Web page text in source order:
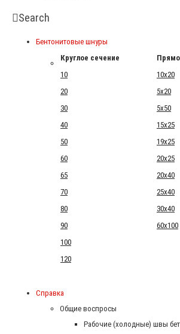
Search
Бентонитовые шнуры
Круглое сечение
10
10x20
20
5x20
30
5x50
40
15x25
50
19x25
60
20x25
65
20x40
70
25x40
80
30x40
90
60x100
100
120
Справка
Общие воспросы
Рабочие (холодные) швы